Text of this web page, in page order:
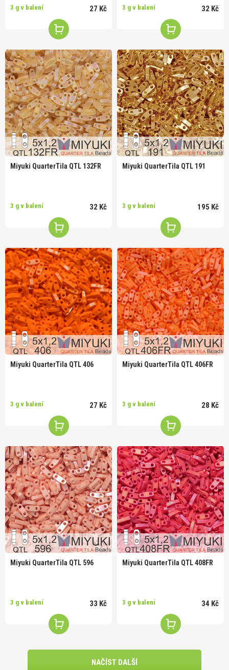
3 g v balení 27 Kč 3 g v balení 32 Kč
Miyuki QuarterTila QTL 132FR
3 g v balení 32 Kč
Miyuki QuarterTila QTL 191
3 g v balení 195 Kč
Miyuki QuarterTila QTL 406
3 g v balení 27 Kč
Miyuki QuarterTila QTL 406FR
3 g v balení 28 Kč
Miyuki QuarterTila QTL 596
3 g v balení 33 Kč
Miyuki QuarterTila QTL 408FR
3 g v balení 34 Kč
NAČÍST DALŠÍ